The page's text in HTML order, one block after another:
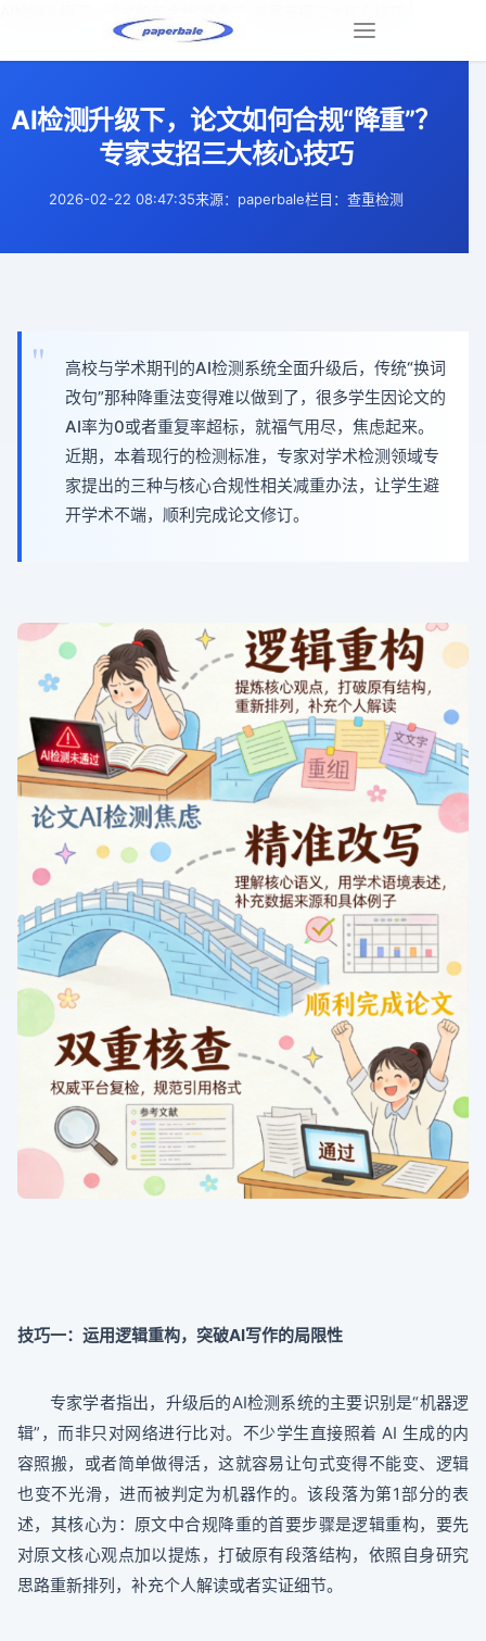
navigation
AI检测升级下，论文如何合规“降重”？
专家支招三大核心技巧
2026-02-22 08:47:35来源：paperbale栏目：查重检测
高校与学术期刊的AI检测系统全面升级后，传统“换词
改句”那种降重法变得难以做到了，很多学生因论文的
AI率为0或者重复率超标，就福气用尽，焦虑起来。
近期，本着现行的检测标准，专家对学术检测领域专
家提出的三种与核心合规性相关减重办法，让学生避
开学术不端，顺利完成论文修订。
技巧一：运用逻辑重构，突破AI写作的局限性
专家学者指出，升级后的AI检测系统的主要识别是“机器逻
辑”，而非只对网络进行比对。不少学生直接照着 AI 生成的内
容照搬，或者简单做得活，这就容易让句式变得不能变、逻辑
也变不光滑，进而被判定为机器作的。该段落为第1部分的表
述，其核心为：原文中合规降重的首要步骤是逻辑重构，要先
对原文核心观点加以提炼，打破原有段落结构，依照自身研究
思路重新排列，补充个人解读或者实证细节。